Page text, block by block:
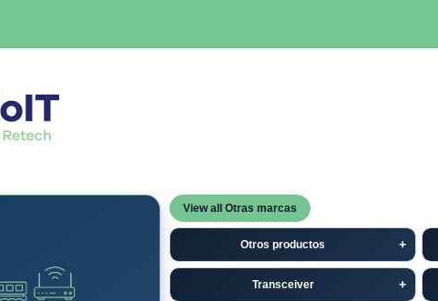
View all Otras marcas
Otros productos
Transceiver